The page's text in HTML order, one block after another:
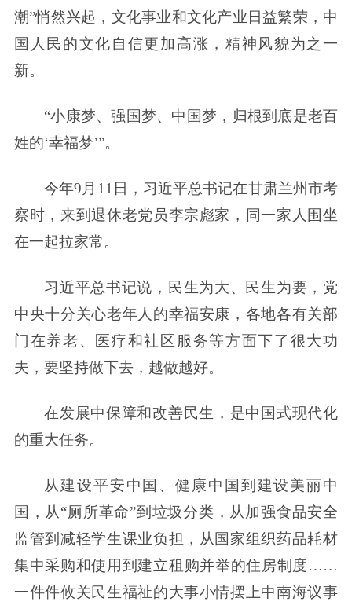
潮”悄然兴起，文化事业和文化产业日益繁荣，中
国人民的文化自信更加高涨，精神风貌为之一
新。
“小康梦、强国梦、中国梦，归根到底是老百
姓的‘幸福梦’”。
今年9月11日，习近平总书记在甘肃兰州市考
察时，来到退休老党员李宗彪家，同一家人围坐
在一起拉家常。
习近平总书记说，民生为大、民生为要，党
中央十分关心老年人的幸福安康，各地各有关部
门在养老、医疗和社区服务等方面下了很大功
夫，要坚持做下去，越做越好。
在发展中保障和改善民生，是中国式现代化
的重大任务。
从建设平安中国、健康中国到建设美丽中
国，从“厕所革命”到垃圾分类，从加强食品安全
监管到减轻学生课业负担，从国家组织药品耗材
集中采购和使用到建立租购并举的住房制度……
一件件攸关民生福祉的大事小情摆上中南海议事